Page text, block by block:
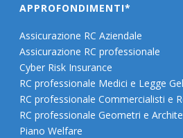
APPROFONDIMENTI*
Assicurazione RC Aziendale
Assicurazione RC professionale
Cyber Risk Insurance
RC professionale Medici e Legge
RC professionale Commercialisti e
RC professionale Geometri e
Piano Welfare